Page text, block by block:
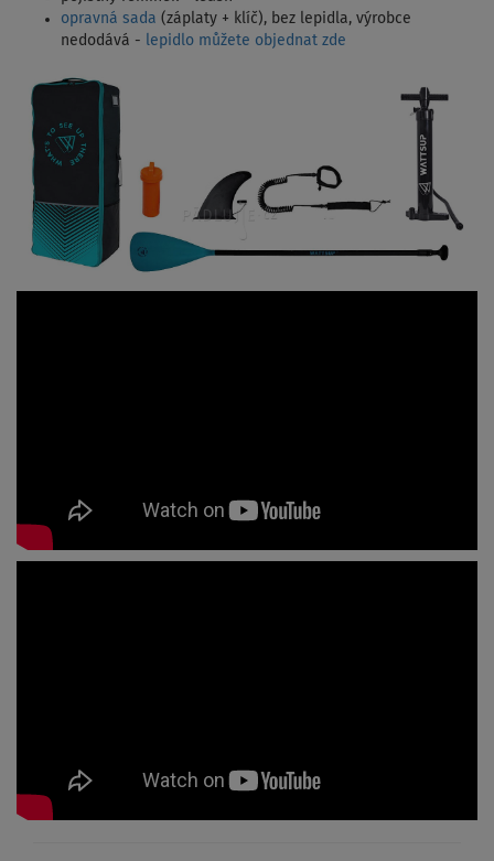
opravná sada (záplaty + klíč), bez lepidla, výrobce
nedodává -
lepidlo můžete objednat zde